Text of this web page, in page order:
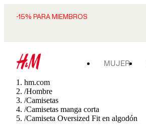
-15% PARA MIEMBROS
MUJER
hm.com
/Hombre
/Camisetas
/Camisetas manga corta
/Camiseta Oversized Fit en algodón